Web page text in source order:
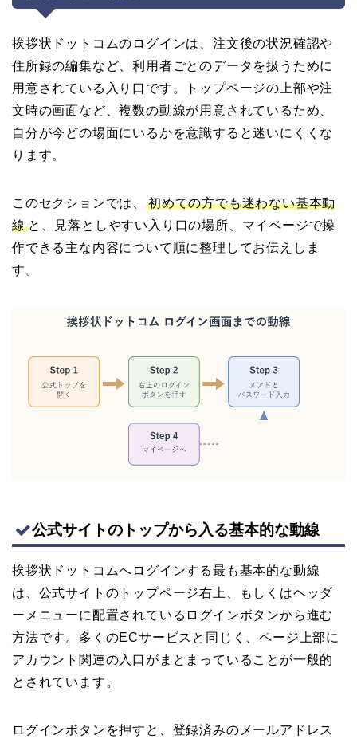
挨拶状ドットコムのログインは、注文後の状況確認や
住所録の編集など、利用者ごとのデータを扱うために
用意されている入り口です。トップページの上部や注
文時の画面など、複数の動線が用意されているため、
自分が今どの場面にいるかを意識すると迷いにくくな
ります。
このセクションでは、
初めての方でも迷わない基本動
線と、見落としやすい入り口の場所、マイページで操
作できる主な内容について順に整理してお伝えしま
す。
公式サイトのトップから入る基本的な動線
挨拶状ドットコムへログインする最も基本的な動線
は、公式サイトのトップページ右上、もしくはヘッダ
ーメニューに配置されているログインボタンから進む
方法です。多くのECサービスと同じく、ページ上部に
アカウント関連の入口がまとまっていることが一般的
とされています。
ログインボタンを押すと、登録済みのメールアドレス